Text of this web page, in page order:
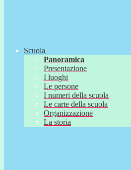
Scuola
Panoramica
Presentazione
I luoghi
Le persone
I numeri della scuola
Le carte della scuola
Organizzazione
La storia